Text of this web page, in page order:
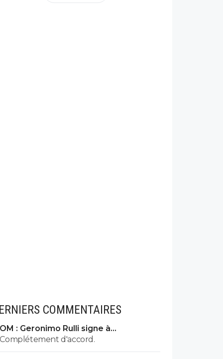
COMMENTAIRES
OM : Geronimo Rulli signe à
Manchester City
Complétement d'accord.